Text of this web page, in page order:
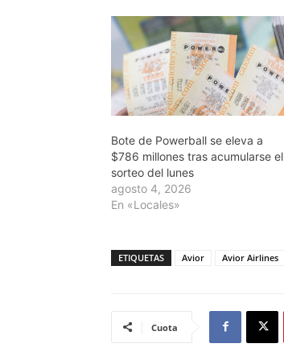
Bote de Powerball se eleva a
$786 millones tras acumularse el
sorteo del lunes
agosto 4, 2026
En «Locales»
ETIQUETAS Avior Avior Airlines
Cuota